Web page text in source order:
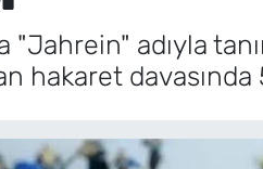
"Jahrein" adıyla
hakaret